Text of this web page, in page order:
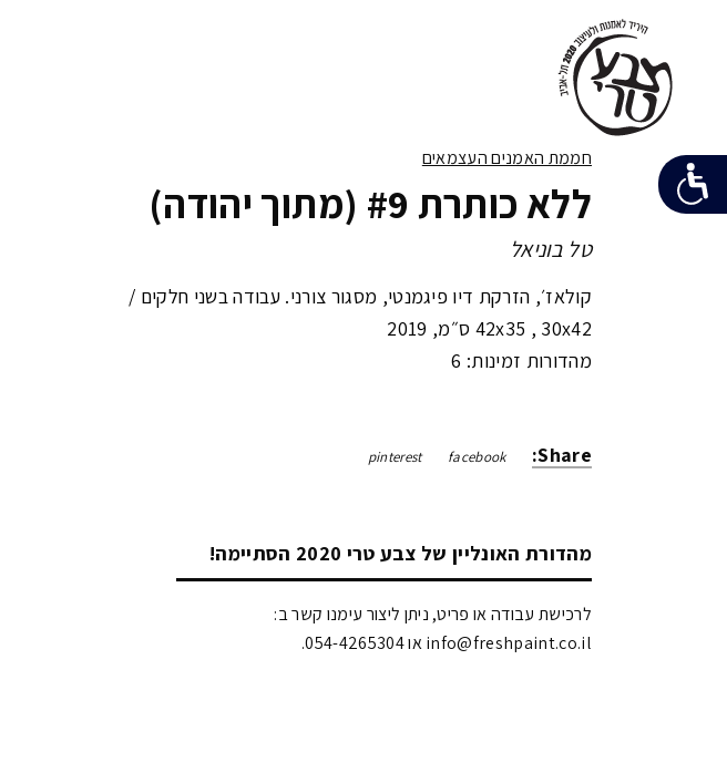
חממת האמנים העצמאים
ללא כותרת #9 (מתוך יהודה)
טל בוניאל
קולאז׳, הזרקת דיו פיגמנטי, מסגור צורני. עבודה בשני חלקים /
42x35 , 30x42 ס״מ
,
מהדורות זמינות: 6
Share:
facebook
pinterest
מהדורת האונליין של צבע טרי 2020 הסתיימה!
לרכישת עבודה או פריט, ניתן ליצור עימנו קשר ב:
info@freshpaint.co.il‏ או 054-4265304.